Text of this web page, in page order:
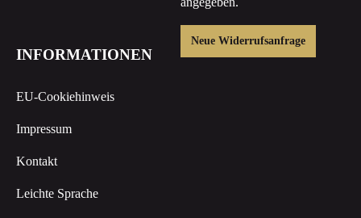
Neue Widerrufsanfrage
INFORMATIONEN
EU-Cookiehinweis
Impressum
Kontakt
Leichte Sprache